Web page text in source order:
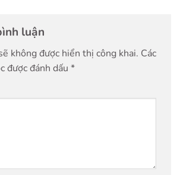
luận
không được hiển thị công khai. Các
được đánh dấu *